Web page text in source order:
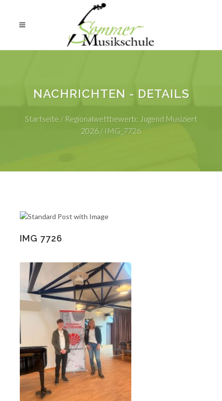
NACHRICHTEN - DETAILS
Startseite / Regionalwettbewerb: Jugend Musiziert
2026 / IMG_7726
IMG 7726